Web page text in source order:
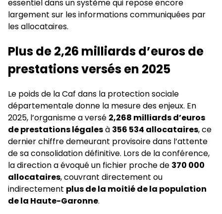
essentiel dans un système qui repose encore
largement sur les informations communiquées par
les allocataires.
Plus de 2,26 milliards d’euros de
prestations versés en 2025
Le poids de la Caf dans la protection sociale
départementale donne la mesure des enjeux. En
2025, l’organisme a versé 2,268 milliards d’euros
de prestations légalesà 356 534 allocataires, ce
dernier chiffre demeurant provisoire dans l’attente
de sa consolidation définitive. Lors de la conférence,
la direction a évoqué un fichier proche de 370 000
allocataires, couvrant directement ou
indirectement plus de la moitié de la population
de la Haute-Garonne.